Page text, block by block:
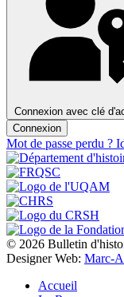
Connexion avec clé
Connexion
Mot de passe perdu ?
© 2026 Bulletin
Designer Web: Marc-
Accueil